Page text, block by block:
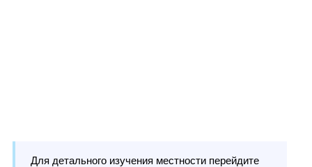
Для детального изучения местности перейдите